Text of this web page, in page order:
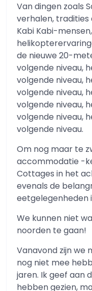
Van dingen zoals
verhalen, tradities
Kabi Kabi-
de nieuwe 20-
volgende niveau,
volgende niveau,
volgende niveau,
volgende niveau,
volgende niveau,
volgende niveau.
Om nog maar te
accommodatie -
Cottages in het
evenals de
eetgelegenheden
We kunnen niet
noorden te gaan!
Vanavond zijn we
nog niet mee
jaren. Ik geef aan
hebben gezien,